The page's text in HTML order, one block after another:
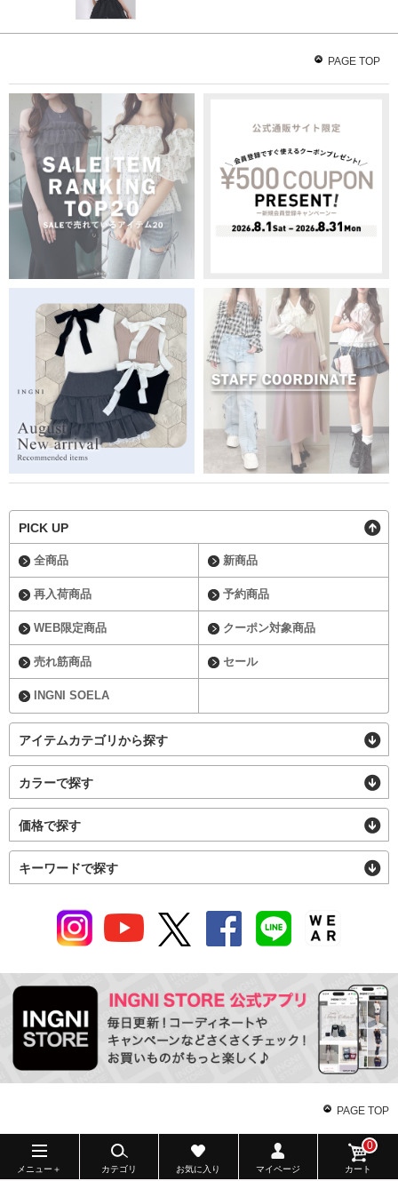
PAGE TOP
PICK UP
全商品 新商品
再入荷商品 予約商品
WEB限定商品 クーポン対象商品
売れ筋商品 セール
INGNI SOELA
アイテムカテゴリから探す
カラーで探す
価格で探す
キーワードで探す
PAGE TOP
メニュー＋ カテゴリ お気に入り マイページ カート
0